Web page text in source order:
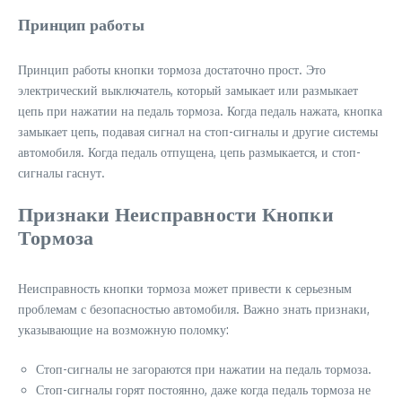
Принцип работы
Принцип работы кнопки тормоза достаточно прост. Это
электрический выключатель, который замыкает или размыкает
цепь при нажатии на педаль тормоза. Когда педаль нажата, кнопка
замыкает цепь, подавая сигнал на стоп-сигналы и другие системы
автомобиля. Когда педаль отпущена, цепь размыкается, и стоп-
сигналы гаснут.
Признаки Неисправности Кнопки
Тормоза
Неисправность кнопки тормоза может привести к серьезным
проблемам с безопасностью автомобиля. Важно знать признаки,
указывающие на возможную поломку:
Стоп-сигналы не загораются при нажатии на педаль тормоза.
Стоп-сигналы горят постоянно, даже когда педаль тормоза не